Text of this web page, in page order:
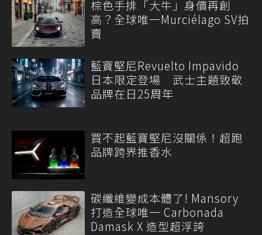
棕色手排「大牛」身價再創
高？全球唯一Murciélago SV拍
賣
藍寶堅尼Revuelto Impavido
日本限定登場 武士主題致敬
品牌在日25周年
買不起藍寶堅尼沒關係！超跑
品牌跨界推香水
碳纖維變成本體了! Mansory
打造全球唯一 Carbonada
Damask X 造型超浮誇